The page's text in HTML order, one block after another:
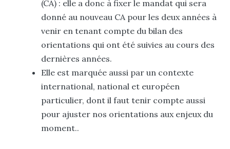
(CA) : elle a donc à fixer le mandat qui sera
donné au nouveau CA pour les deux années à
venir en tenant compte du bilan des
orientations qui ont été suivies au cours des
dernières années.
Elle est marquée aussi par un contexte
international, national et européen
particulier, dont il faut tenir compte aussi
pour ajuster nos orientations aux enjeux du
moment..